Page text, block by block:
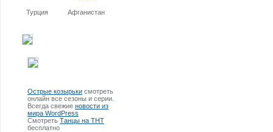
Турция Афганистан
Острые козырьки смотреть
онлайн все сезоны и серии.
Всегда свежие новости из
мира WordPress
Смотреть Танцы на ТНТ
бесплатно